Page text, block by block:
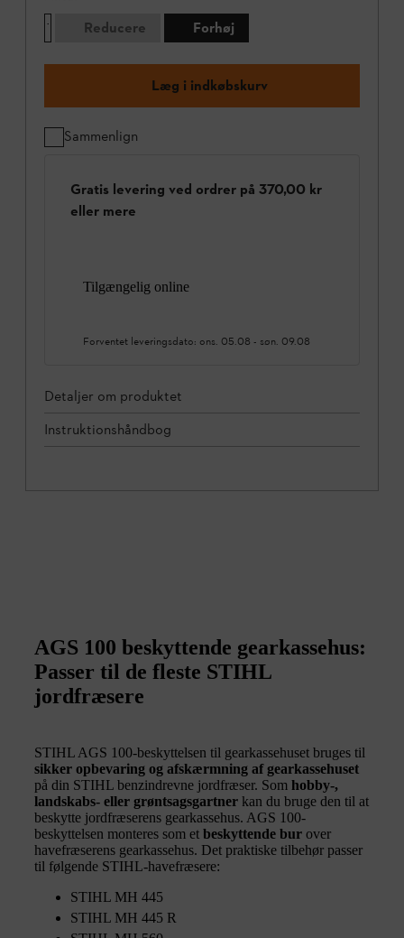
Reducere
Forhøj
Læg i indkøbskurv
Sammenlign
Gratis levering ved ordrer på 370,00 kr
eller mere
Tilgængelig online
Forventet leveringsdato: ons. 05.08 - søn. 09.08
Detaljer om produktet
Instruktionshåndbog
AGS 100 beskyttende gearkassehus:
Passer til de fleste STIHL
jordfræsere
STIHL AGS 100-beskyttelsen til gearkassehuset bruges til
sikker opbevaring og afskærmning af gearkassehuset
på din STIHL benzindrevne jordfræser. Som hobby-,
landskabs- eller grøntsagsgartner kan du bruge den til at
beskytte jordfræserens gearkassehus. AGS 100-
beskyttelsen monteres som et beskyttende bur over
havefræserens gearkassehus. Det praktiske tilbehør passer
til følgende STIHL-havefræsere:
STIHL MH 445
STIHL MH 445 R